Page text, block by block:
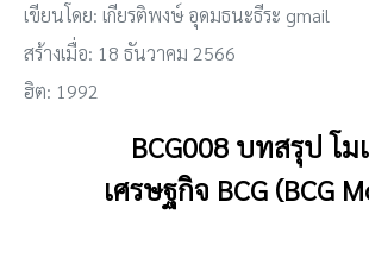
เขียนโดย: เกียรติพงษ์ อุดมธนะธีระ gmail
สร้างเมื่อ: 18 ธันวาคม 2566
ฮิต: 1992
BCG008 บทสรุป โม
เศรษฐกิจ BCG (BCG